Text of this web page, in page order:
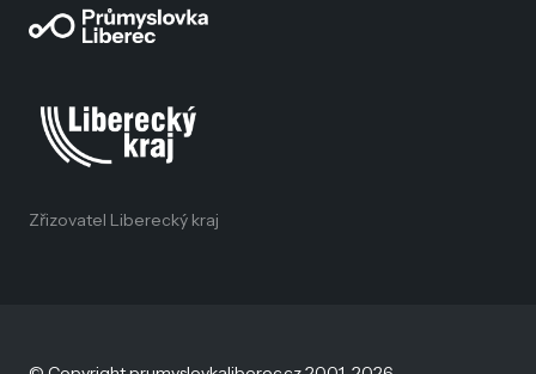
Zřizovatel Liberecký kraj